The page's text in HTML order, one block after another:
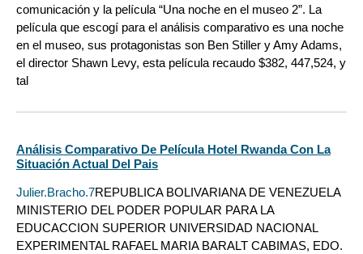
comunicación y la película “Una noche en el museo 2”. La
película que escogí para el análisis comparativo es una noche
en el museo, sus protagonistas son Ben Stiller y Amy Adams,
el director Shawn Levy, esta película recaudo $382, 447,524, y
tal
Análisis Comparativo De Película Hotel Rwanda Con La
Situación Actual Del Pais
Julier.Bracho.7REPUBLICA BOLIVARIANA DE VENEZUELA
MINISTERIO DEL PODER POPULAR PARA LA
EDUCACCION SUPERIOR UNIVERSIDAD NACIONAL
EXPERIMENTAL RAFAEL MARIA BARALT CABIMAS, EDO.